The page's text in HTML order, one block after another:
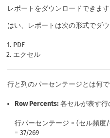
レポートをダウンロードできま
はい、レポートは次の形式でダウ
PDF
エクセル
行と列のパーセンテージとは何
Row Percents: 各セルが表す行
行パーセンテージ = (セル頻度
= 37/269